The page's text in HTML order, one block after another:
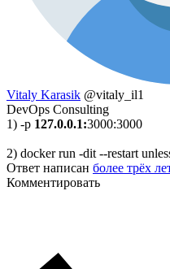
Vitaly Karasik @vitaly_il1
DevOps Consulting
1) -p 127.0.0.1:3000:3000
2) docker run -dit --restart
Ответ написан более трёх
Комментировать